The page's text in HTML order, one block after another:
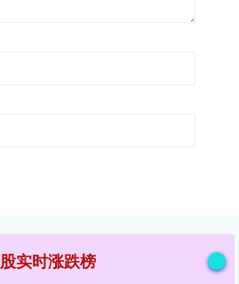
实时涨跌榜